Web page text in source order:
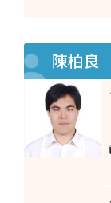
陳柏良